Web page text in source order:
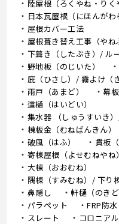
陸屋根（ろくやね・りく
日本瓦屋根（にほんがわ
屋根カバー工法
屋根葺き替え工事（やね
下葺き（したぶき）/ ル
野地板（のじいた）
庇（ひさし）/ 霧よけ（
雨戸（あまど）
幕
這樋（はいどい）
集水器 （しゅうすいき
棟板金（むねばんきん）
破風（はふ）
貫板
寄棟屋根（よせむねやね）
大棟（おおむね）
隅棟（すみむね）/ 下り
鼻隠し
軒樋（のきど
パラペット
FRP防水
スレート
コロニアル